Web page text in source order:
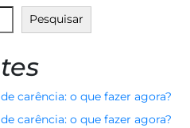
Pesquisar
carência: o que fazer agora?
carência: o que fazer agora?